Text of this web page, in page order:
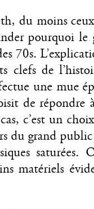
du moins
pourquoi le
70s.
clefs de
une mue
de répondre
c’est un
du grand
matériels